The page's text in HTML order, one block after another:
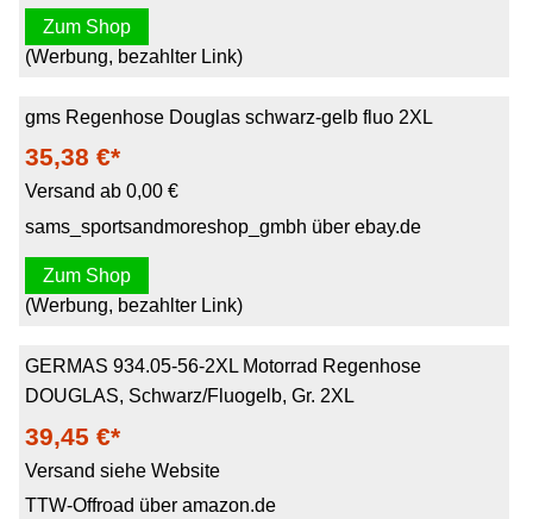
Zum Shop
(Werbung, bezahlter Link)
gms Regenhose Douglas schwarz-gelb fluo 2XL
35,38 €*
Versand ab 0,00 €
sams_sportsandmoreshop_gmbh über ebay.de
Zum Shop
(Werbung, bezahlter Link)
GERMAS 934.05-56-2XL Motorrad Regenhose
DOUGLAS, Schwarz/Fluogelb, Gr. 2XL
39,45 €*
Versand siehe Website
TTW-Offroad über amazon.de